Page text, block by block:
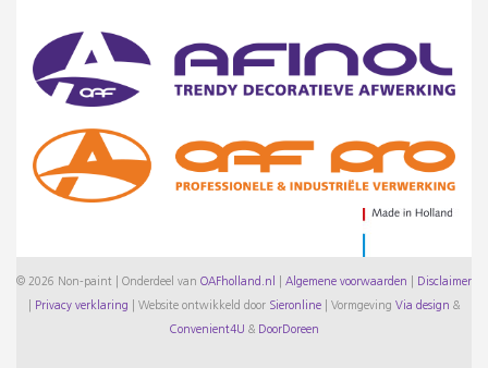
© 2026 Non-paint | Onderdeel van OAFholland.nl Algemene voorwaarden Disclaimer
Privacy verklaring Website ontwikkeld door Sieronline Vormgeving Via design &
Convenient4U & DoorDoreen